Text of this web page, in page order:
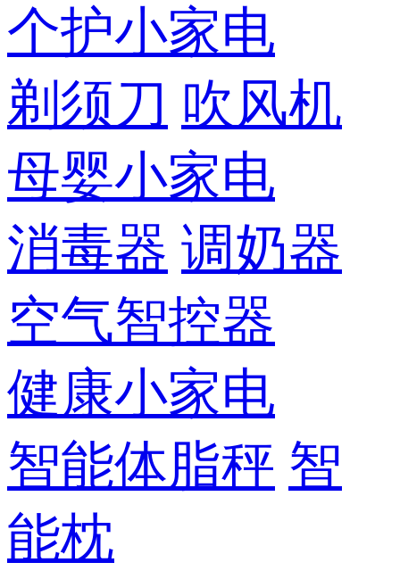
个护小家电
剃须刀 吹风机
母婴小家电
消毒器 调奶器
空气智控器
健康小家电
智能体脂秤 智
能枕